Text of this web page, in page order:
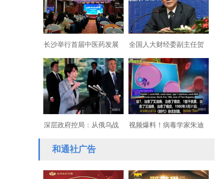
会”将隆重开播启航
长沙举行首届中医药发展
药食同源高峰论坛
全国人大财经委副主任贺
铿答亚洲经济导刊记者问
深层政府控局：从俄乌战
火转向亚太冲突都藏着资
本獠牙
视频爆料！病毒学家朱迪
艾滋病治愈方法
和通社广告